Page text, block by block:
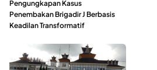
Pengungkapan Kasus
Penembakan Brigadir J Berbasis
Keadilan Transformatif